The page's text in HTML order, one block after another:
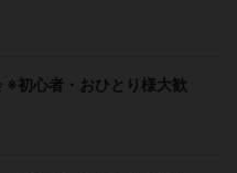
初心者・おひとり様大歓